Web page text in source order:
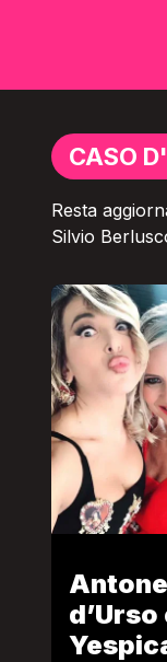
CASO
Resta
Silvio